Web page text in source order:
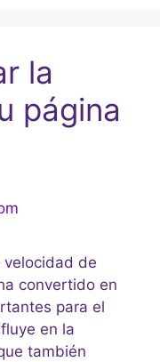
la
página
velocidad de
convertido en
para el
en la
también